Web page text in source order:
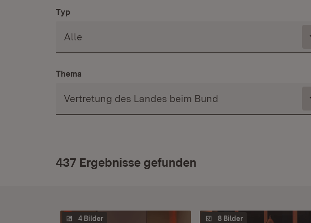
Typ
Thema
437 Ergebnisse gefunden
4 Bilder 8 Bilder